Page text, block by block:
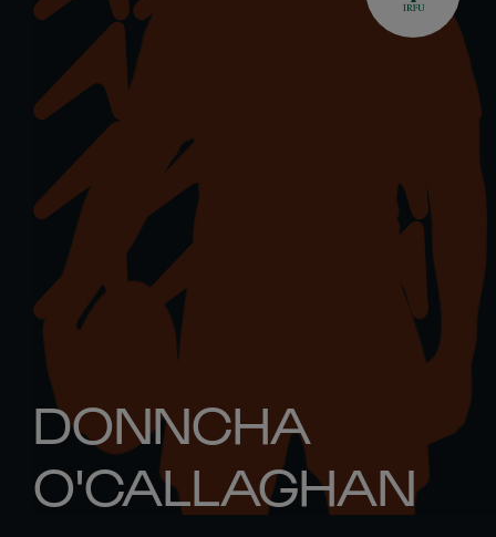
DONNCHA
O'CALLAGHAN